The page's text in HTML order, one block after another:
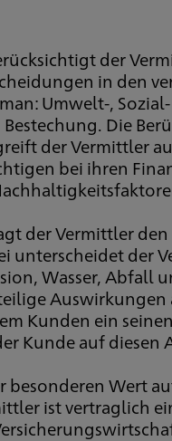
der
in den
Umwelt-,
Die
der Vermittler
bei ihren
der Vermittler
unterscheidet der
Wasser,
Kunden ein
Kunde auf diesen
besonderen Wert
ist vertraglich